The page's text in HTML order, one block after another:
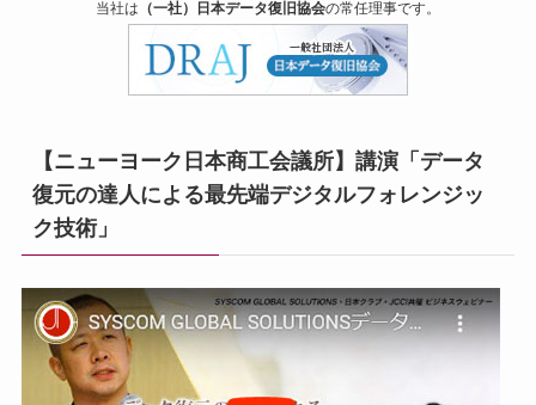
当社は （一社）日本データ復旧協会の常任理事です。
【ニューヨーク日本商工会議所】講演「データ
復元の達人による最先端デジタルフォレンジッ
ク技術」